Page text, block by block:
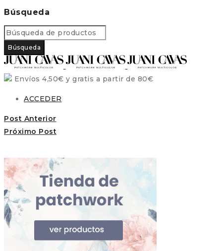
Búsqueda
Envíos 4,50€ y gratis a partir de 80€
ACCEDER
Post Anterior
Próximo Post